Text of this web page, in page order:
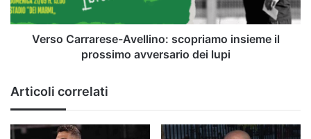
avversario
dei
Verso Carrarese-Avellino: scopriamo insieme il
prossimo avversario dei lupi
Articoli correlati